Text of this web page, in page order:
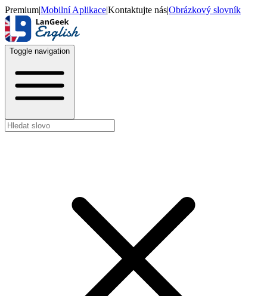
Premium|Mobilní Aplikace|Kontaktujte nás|Obrázkový slovník
Toggle navigation